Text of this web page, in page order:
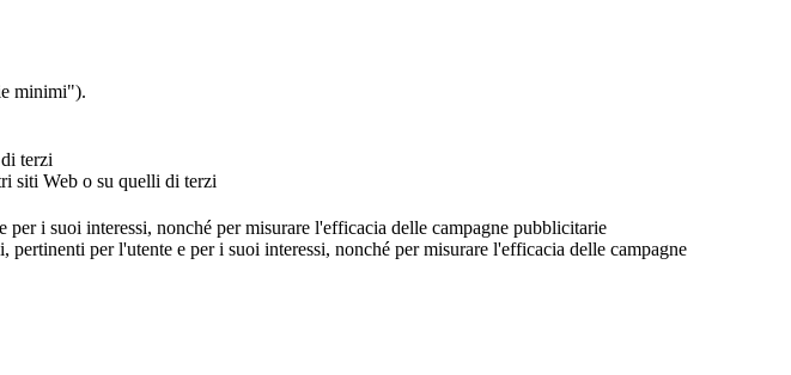
minimi").
terzi
siti Web o su quelli di terzi
i suoi interessi, nonché per misurare l'efficacia delle campagne pubblicitarie
per l'utente e per i suoi interessi, nonché per misurare l'efficacia delle campagne